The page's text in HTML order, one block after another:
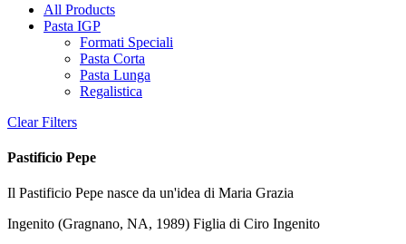
All Products
Pasta IGP
Formati Speciali
Pasta Corta
Pasta Lunga
Regalistica
Clear Filters
Pastificio Pepe
Il Pastificio Pepe nasce da un'idea di Maria Grazia
Ingenito (Gragnano, NA, 1989) Figlia di Ciro Ingenito